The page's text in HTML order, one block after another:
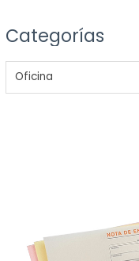
Categorías
Oficina